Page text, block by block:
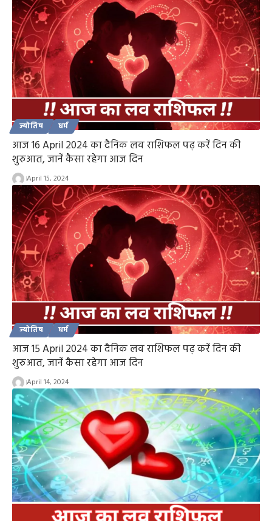
ज्योतिष धर्म
आज 16 April 2024 का दैनिक लव राशिफल पढ़ करें दिन की
शुरुआत, जानें कैसा रहेगा आज दिन
April 15, 2024
ज्योतिष धर्म
आज 15 April 2024 का दैनिक लव राशिफल पढ़ करें दिन की
शुरुआत, जानें कैसा रहेगा आज दिन
April 14, 2024